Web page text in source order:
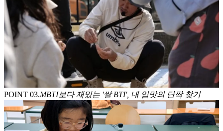
POINT 03.MBTI보다 재밌는 '쌀 BTI', 내 입맛의 단짝 찾기